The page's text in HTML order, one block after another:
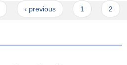
‹ previous